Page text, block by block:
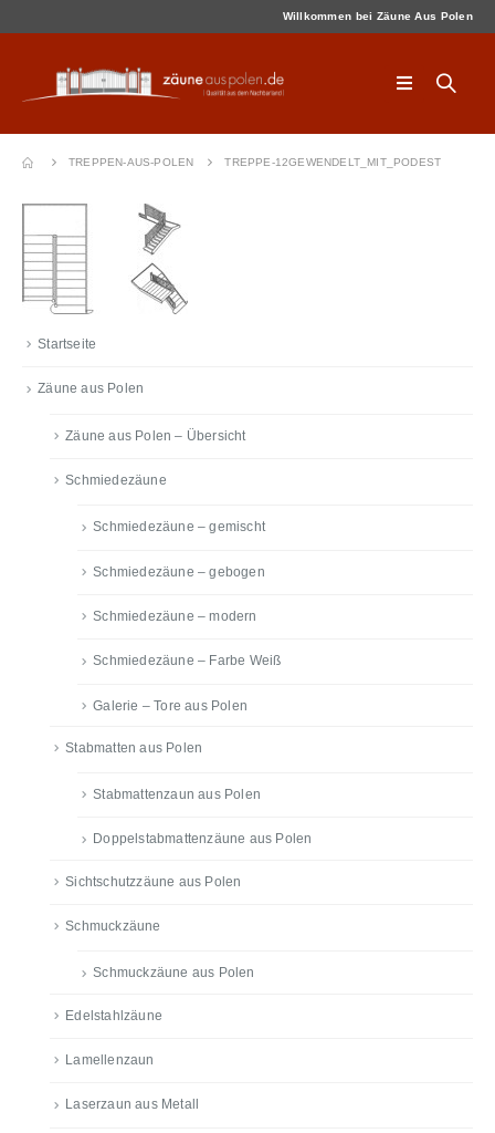
Willkommen bei Zäune Aus Polen
TREPPEN-AUS-POLEN TREPPE-12GEWENDELT_MIT_PODEST
Startseite
Zäune aus Polen
Zäune aus Polen – Übersicht
Schmiedezäune
Schmiedezäune – gemischt
Schmiedezäune – gebogen
Schmiedezäune – modern
Schmiedezäune – Farbe Weiß
Galerie – Tore aus Polen
Stabmatten aus Polen
Stabmattenzaun aus Polen
Doppelstabmattenzäune aus Polen
Sichtschutzzäune aus Polen
Schmuckzäune
Schmuckzäune aus Polen
Edelstahlzäune
Lamellenzaun
Laserzaun aus Metall